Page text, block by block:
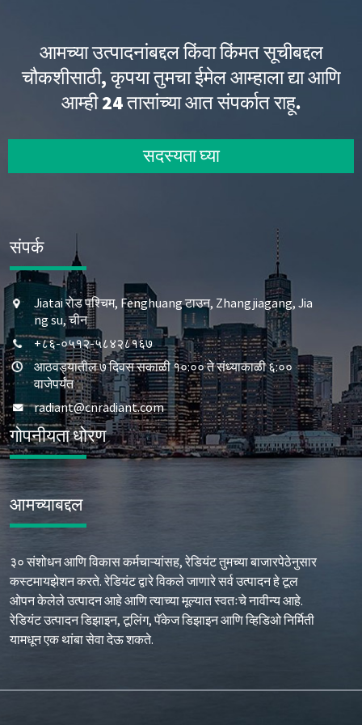
आमच्या उत्पादनांबद्दल किंवा किंमत सूचीबद्दल
चौकशीसाठी, कृपया तुमचा ईमेल आम्हाला द्या आणि
आम्ही 24 तासांच्या आत संपर्कात राहू.
सदस्यता घ्या
संपर्क
Jiatai रोड पश्चिम, Fenghuang टाउन, Zhangjiagang, Jia
ng su, चीन
+८६-०५१२-५८४२८१६७
आठवड्यातील ७ दिवस सकाळी १०:०० ते संध्याकाळी ६:००
वाजेपर्यंत
radiant@cnradiant.com
गोपनीयता धोरण
आमच्याबद्दल
३० संशोधन आणि विकास कर्मचाऱ्यांसह, रेडियंट तुमच्या बाजारपेठेनुसार
कस्टमायझेशन करते. रेडियंट द्वारे विकले जाणारे सर्व उत्पादन हे टूल
ओपन केलेले उत्पादन आहे आणि त्याच्या मूल्यात स्वतःचे नावीन्य आहे.
रेडियंट उत्पादन डिझाइन, टूलिंग, पॅकेज डिझाइन आणि व्हिडिओ निर्मिती
यामधून एक थांबा सेवा देऊ शकते.